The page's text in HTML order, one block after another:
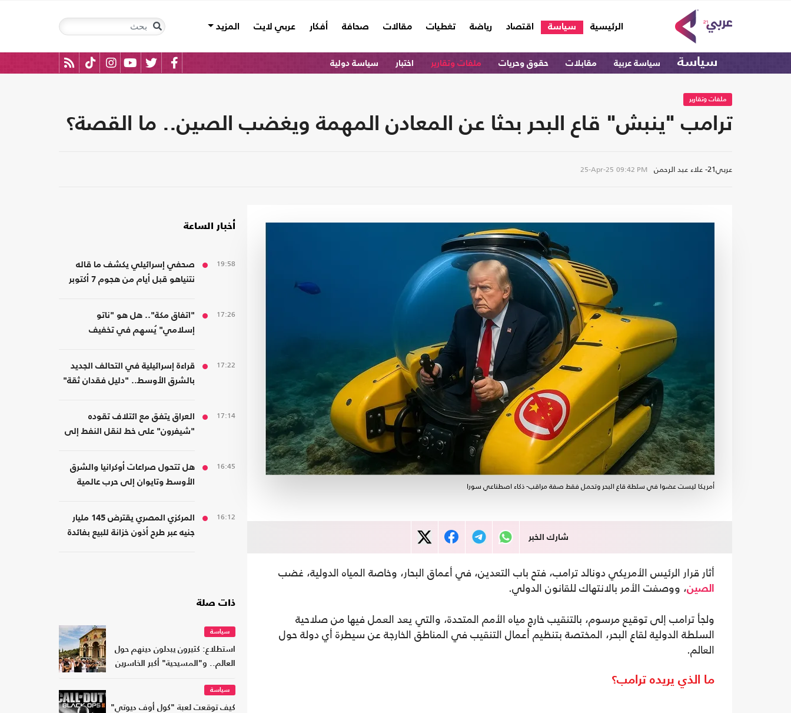
الرئيسية
(current) سياسة اقتصاد رياضة تغطيات مقالات صحافة أفكار عربي لايت المزيد
سياسة سياسة عربية مقابلات حقوق وحريات ملفات وتقارير اختبار سياسة دولية
ملفات وتقارير
ترامب "ينبش" قاع البحر بحثا عن المعادن المهمة ويغضب الصين.. ما القصة؟
عربي21- علاء عبد الرحمن 25-Apr-25 09:42 PM
أمريكا ليست عضوا في سلطة قاع البحر وتحمل فقط صفة مراقب- ذكاء اصطناعي سورا
شارك الخبر
أثار قرار الرئيس الأمريكي دونالد ترامب، فتح باب التعدين، في أعماق البحار، وخاصة المياه الدولية، غضب
الصين، ووصفت الأمر بالانتهاك للقانون الدولي.
ولجأ ترامب إلى توقيع مرسوم، بالتنقيب خارج مياه الأمم المتحدة، والتي يعد العمل فيها من صلاحية
السلطة الدولية لقاع البحر، المختصة بتنظيم أعمال التنقيب في المناطق الخارجة عن سيطرة أي دولة حول
العالم.
ما الذي يريده ترامب؟
أخبار الساعة
19:58
صحفي إسرائيلي يكشف ما قاله
نتنياهو قبل أيام من هجوم 7 أكتوبر
17:26
"اتفاق مكة".. هل هو "ناتو
إسلامي" يُسهم في تخفيف
17:22
قراءة إسرائيلية في التحالف الجديد
بالشرق الأوسط.. "دليل فقدان ثقة"
17:14
العراق يتفق مع ائتلاف تقوده
"شيفرون" على خط لنقل النفط إلى
16:45
هل تتحول صراعات أوكرانيا والشرق
الأوسط وتايوان إلى حرب عالمية
16:12
المركزي المصري يقترض 145 مليار
جنيه عبر طرح أذون خزانة للبيع بفائدة
ذات صلة
سياسة
استطلاع: كثيرون يبدلون دينهم حول
العالم.. و"المسيحية" أكبر الخاسرين
سياسة
كيف توقعت لعبة "كول أوف ديوتي"